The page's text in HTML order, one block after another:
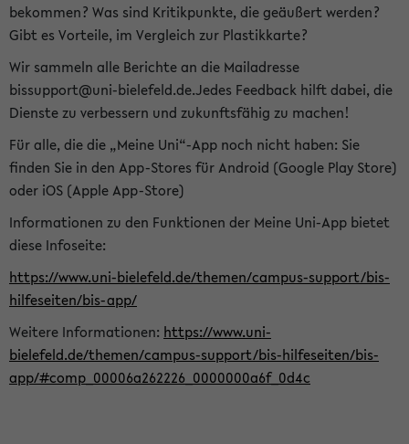
bekommen? Was sind Kritikpunkte, die geäußert werden?
Gibt es Vorteile, im Vergleich zur Plastikkarte?
Wir sammeln alle Berichte an die Mailadresse
bissupport@uni-bielefeld.de.Jedes Feedback hilft dabei, die
Dienste zu verbessern und zukunftsfähig zu machen!
Für alle, die die „Meine Uni“-App noch nicht haben: Sie
finden Sie in den App-Stores für Android (Google Play Store)
oder iOS (Apple App-Store)
Informationen zu den Funktionen der Meine Uni-App bietet
diese Infoseite:
https://www.uni-bielefeld.de/themen/campus-support/bis-
hilfeseiten/bis-app/
Weitere Informationen: https://www.uni-
bielefeld.de/themen/campus-support/bis-hilfeseiten/bis-
app/#comp_00006a262226_0000000a6f_0d4c